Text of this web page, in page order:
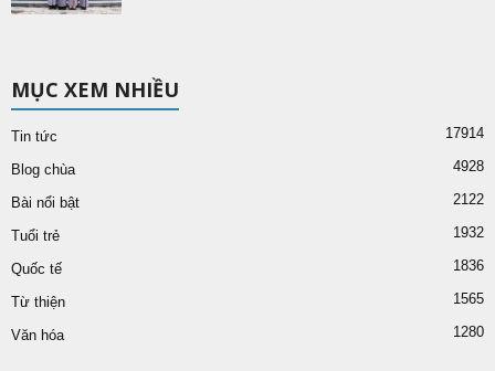
MỤC XEM NHIỀU
Tin tức 17914
Blog chùa 4928
Bài nổi bật 2122
Tuổi trẻ 1932
Quốc tế 1836
Từ thiện 1565
Văn hóa 1280